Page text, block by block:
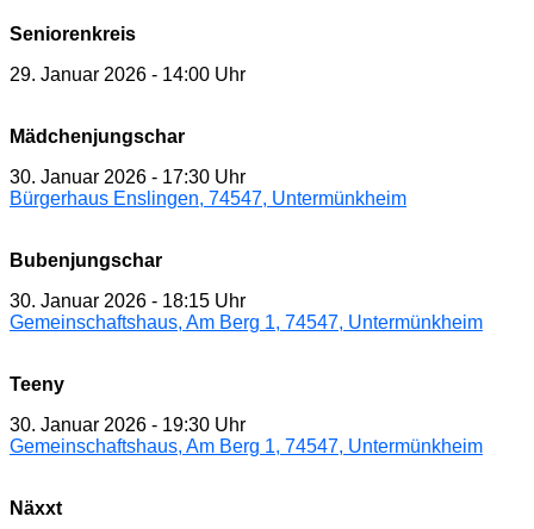
Seniorenkreis
29. Januar 2026 - 14:00 Uhr
Mädchenjungschar
30. Januar 2026 - 17:30 Uhr
Bürgerhaus Enslingen, 74547, Untermünkheim
Bubenjungschar
30. Januar 2026 - 18:15 Uhr
Gemeinschaftshaus, Am Berg 1, 74547, Untermünkheim
Teeny
30. Januar 2026 - 19:30 Uhr
Gemeinschaftshaus, Am Berg 1, 74547, Untermünkheim
Näxxt